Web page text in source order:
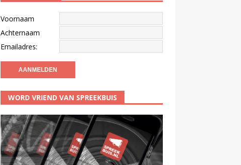
Voornaam
Achternaam
Emailadres:
WORD VRIEND VAN SPREEKBUIS